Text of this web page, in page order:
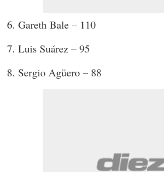
6. Gareth Bale – 110
7. Luis Suárez – 95
8. Sergio Agüero – 88